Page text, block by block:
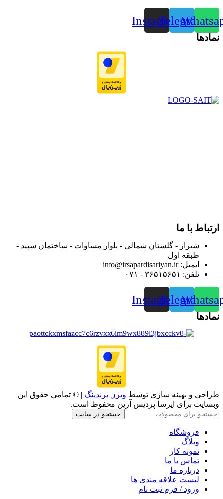
Telegram
Instagram
نمادها
ارتباط با ما
شیراز - گلستان شمالی - بلوار مساوات - ساختمان سپید -
طبقه اول
ایمیل: info@irsapardisariyan.ir
تلفن: ۳۶۵۱۵۶۵۱ - ۰۷۱
Telegram
Instagram
نمادها
طراحی و بهینه سازی توسط ویژن برندینگ | © تمامی حقوق این
وبسایت برای ایرسا پردیس آرین محفوظ است.
جستجو در سایت
فروشگاه
وبلاگ
نمونه کار
تماس با ما
درباره ما
لیست علاقه مندی ها
ورود / فرم ثبت نام